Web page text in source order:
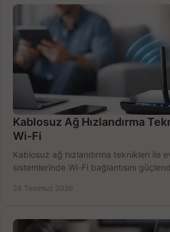
Kablosuz Ağ Hızlandırma
Wi-Fi
Kablosuz ağ hızlandırma teknikleri ile
sistemlerinde Wi-Fi bağlantısını
24 Temmuz 2026